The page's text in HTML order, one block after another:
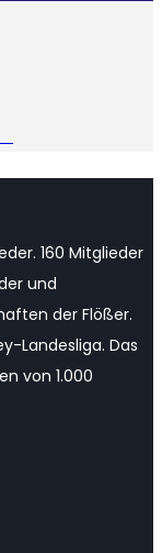
160 Mitglieder
und
der Flößer.
Landesliga. Das
von 1.000